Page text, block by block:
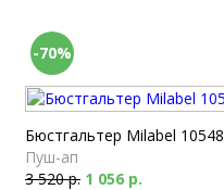
-70%
Бюстгальтер Milabel 10548
Пуш-ап
3 520 р. 1 056 р.